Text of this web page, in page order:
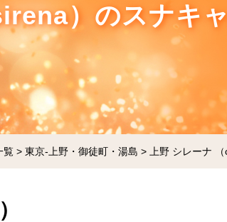
）のスナキ
覧 > 東京-上野・御徒町・湯島 > 上野 シレーナ